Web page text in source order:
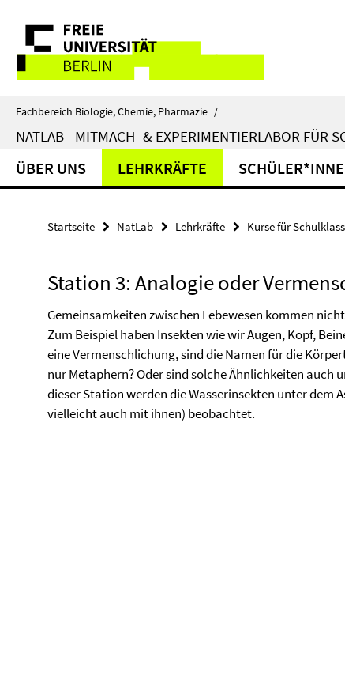
direkt
Inhalt
Service-
Navigation
Fachbereich Biologie, Chemie, Pharmazie /
NATLAB - MITMACH- & EXPERIMENTIERLABOR FÜR
ÜBER UNS LEHRKRÄFTE
Startseite NatLab Lehrkräfte Kurse für
Station 3: Analogie oder
Gemeinsamkeiten zwischen Lebewesen kommen
Zum Beispiel haben Insekten wie wir Augen, Kopf,
eine Vermenschlichung, sind die Namen für die
nur Metaphern? Oder sind solche Ähnlichkeiten auch
dieser Station werden die Wasserinsekten unter dem
vielleicht auch mit ihnen) beobachtet.